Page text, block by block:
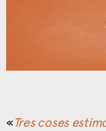
«Tres coses